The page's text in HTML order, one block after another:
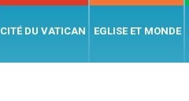
CITÉ DU VATICAN EGLISE ET MONDE